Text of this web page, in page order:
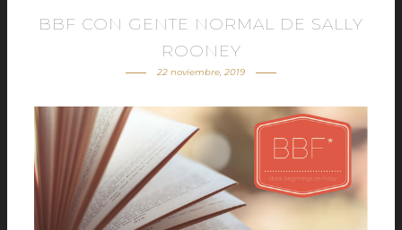
BBF CON GENTE NORMAL DE SALLY
ROONEY
22 noviembre, 2019